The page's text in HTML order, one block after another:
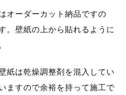
オーダーカット納品ですの
。壁紙の上から貼れるように
紙は乾燥調整剤を混入してい
ますので余裕を持って施工で